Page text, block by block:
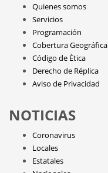
Quienes somos
Servicios
Programación
Cobertura Geográfica
Código de Ética
Derecho de Réplica
Aviso de Privacidad
NOTICIAS
Coronavirus
Locales
Estatales